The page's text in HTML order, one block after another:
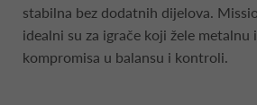
stabilna bez dodatnih dijelova.
idealni su za igrače koji žele metalnu
kompromisa u balansu i kontroli.